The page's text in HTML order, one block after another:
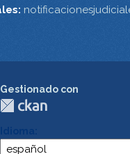
Gestionado con